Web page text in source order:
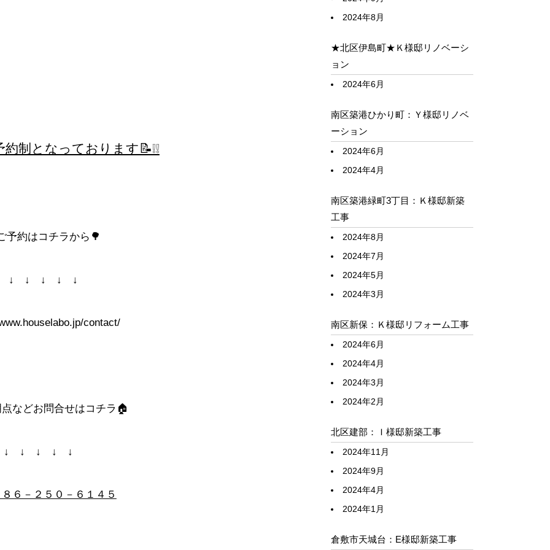
制となっております📝❕❕
予約はコチラから🌳
↓ ↓ ↓ ↓ ↓
contact/
などお問合せはコチラ🏠
↓ ↓ ↓ ↓ ↓
６－２５０－６１４５
2024年8月
★北区伊島町★Ｋ様邸リノベーシ
ョン
2024年6月
南区築港ひかり町：Ｙ様邸リノベ
ーション
2024年6月
2024年4月
南区築港緑町3丁目：Ｋ様邸新築
工事
2024年8月
2024年7月
2024年5月
2024年3月
南区新保：Ｋ様邸リフォーム工事
2024年6月
2024年4月
2024年3月
2024年2月
北区建部：Ｉ様邸新築工事
2024年11月
2024年9月
2024年4月
2024年1月
倉敷市天城台：E様邸新築工事